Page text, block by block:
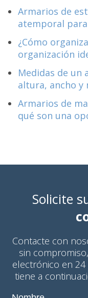
Armarios de
atemporal
¿Cómo
organización
Medidas de
altura, ancho y
Armarios de
qué son una
Solicite
Contacte con
sin
electrónico en
tiene a